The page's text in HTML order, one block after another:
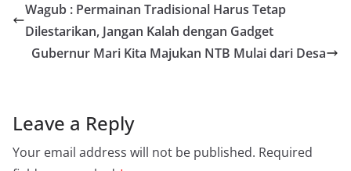
Wagub : Permainan Tradisional Harus Tetap
Dilestarikan, Jangan Kalah dengan Gadget
Gubernur Mari Kita Majukan NTB Mulai dari Desa
Leave a Reply
Your email address will not be published. Required